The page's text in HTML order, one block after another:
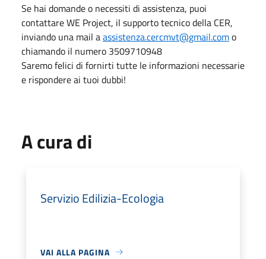
Se hai domande o necessiti di assistenza, puoi
contattare WE Project, il supporto tecnico della CER,
inviando una mail aassistenza.cercmvt@gmail.como
chiamando il numero 3509710948
Saremo felici di fornirti tutte le informazioni necessarie
e rispondere ai tuoi dubbi!
A cura di
Servizio Edilizia-Ecologia
VAI ALLA PAGINA